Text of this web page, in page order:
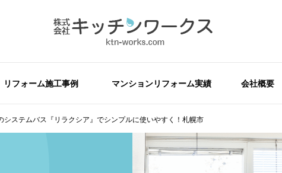
リフォーム施工事例 マンションリフォーム実績 会社概要
システムバス『リラクシア』でシンプルに使いやすく！札幌市